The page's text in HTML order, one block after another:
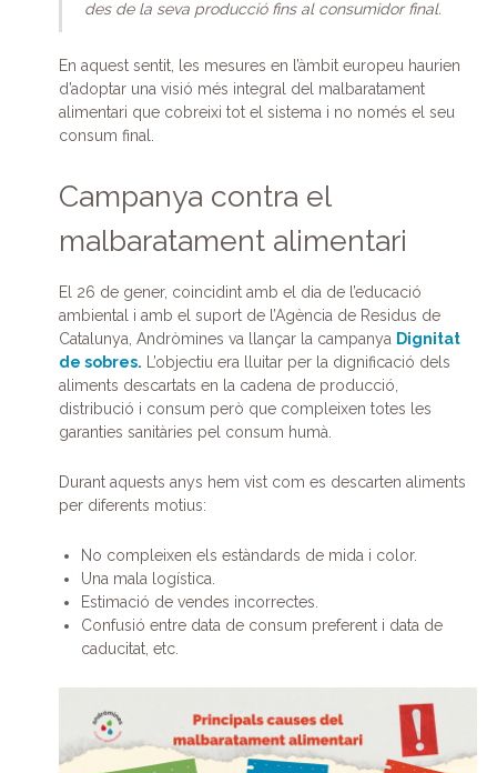
des de la seva producció fins al consumidor final.
En aquest sentit, les mesures en l’àmbit europeu haurien
d’adoptar una visió més integral del malbaratament
alimentari que cobreixi tot el sistema i no només el seu
consum final.
Campanya contra el
malbaratament alimentari
El 26 de gener, coincidint amb el dia de l’educació
ambiental i amb el suport de l’Agència de Residus de
Catalunya, Andròmines va llançar la campanya Dignitat
de sobres. L’objectiu era lluitar per la dignificació dels
aliments descartats en la cadena de producció,
distribució i consum però que compleixen totes les
garanties sanitàries pel consum humà.
Durant aquests anys hem vist com es descarten aliments
per diferents motius:
No compleixen els estàndards de mida i color.
Una mala logística.
Estimació de vendes incorrectes.
Confusió entre data de consum preferent i data de
caducitat, etc.